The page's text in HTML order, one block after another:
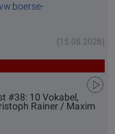
(15.05.2026)
#38: 10 Vokabel,
Rainer / Maxim